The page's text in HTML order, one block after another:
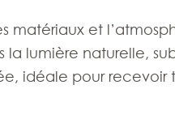
matériaux et
la lumière naturelle,
idéale pour recevoir